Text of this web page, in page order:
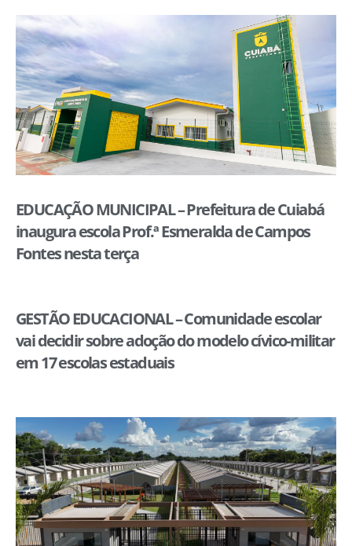
EDUCAÇÃO MUNICIPAL – Prefeitura de Cuiabá
inaugura escola Prof.ª Esmeralda de Campos
Fontes nesta terça
GESTÃO EDUCACIONAL – Comunidade escolar
vai decidir sobre adoção do modelo cívico-militar
em 17 escolas estaduais